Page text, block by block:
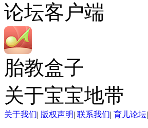
论坛客户端
胎教盒子
关于宝宝地带
关于我们| 版权声明| 联系我们| 育儿论坛|